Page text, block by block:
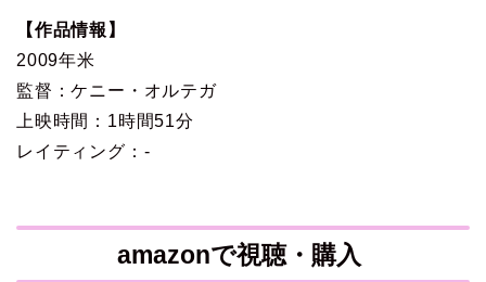
【作品情報】
2009年米
監督：ケニー・オルテガ
上映時間：1時間51分
レイティング：-
amazonで視聴・購入